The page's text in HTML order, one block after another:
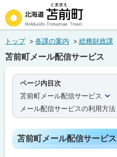
文
メ
ニ
北海道苫前町
Hokkaido Tomamae Town
トップ 各課の案内 総務財政課
苫前町メール配信サービス
ページ内目次
苫前町メール配信サービス
メール配信サービスの利用方法
苫前町メール配信サービス